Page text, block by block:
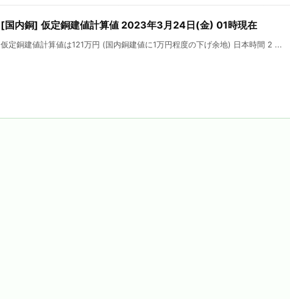
[国内銅] 仮定銅建値計算値 2023年3月24日(金) 01時現在
仮定銅建値計算値は121万円 (国内銅建値に1万円程度の下げ余地) 日本時間 2 ...